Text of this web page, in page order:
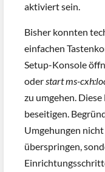
aktiviert sein.
Bisher konnten
einfachen
Setup-Konsole
oder start ms-
zu umgehen.
beseitigen.
Umgehungen
überspringen,